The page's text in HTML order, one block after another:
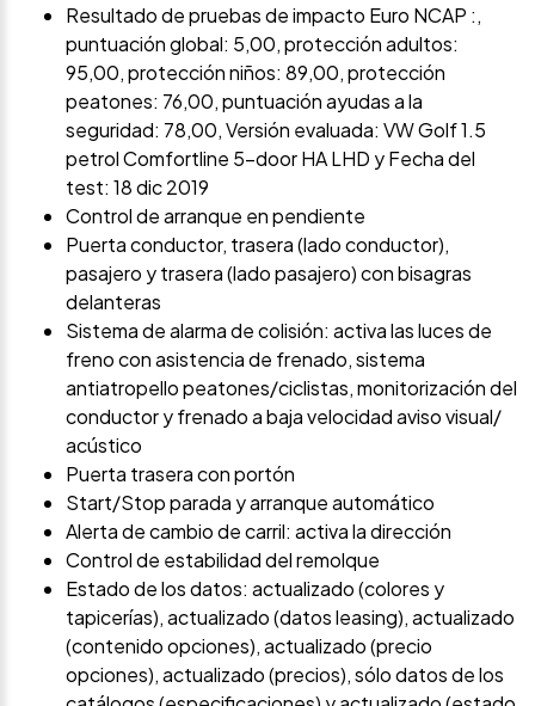
Resultado de pruebas de impacto Euro NCAP :,
puntuación global: 5,00, protección adultos:
95,00, protección niños: 89,00, protección
peatones: 76,00, puntuación ayudas a la
seguridad: 78,00, Versión evaluada: VW Golf 1.5
petrol Comfortline 5-door HA LHD y Fecha del
test: 18 dic 2019
Control de arranque en pendiente
Puerta conductor, trasera (lado conductor),
pasajero y trasera (lado pasajero) con bisagras
delanteras
Sistema de alarma de colisión: activa las luces de
freno con asistencia de frenado, sistema
antiatropello peatones/ciclistas, monitorización del
conductor y frenado a baja velocidad aviso visual/
acústico
Puerta trasera con portón
Start/Stop parada y arranque automático
Alerta de cambio de carril: activa la dirección
Control de estabilidad del remolque
Estado de los datos: actualizado (colores y
tapicerías), actualizado (datos leasing), actualizado
(contenido opciones), actualizado (precio
opciones), actualizado (precios), sólo datos de los